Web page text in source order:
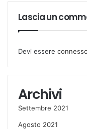
Lascia un
Devi essere connesso
Archivi
Settembre 2021
Agosto 2021